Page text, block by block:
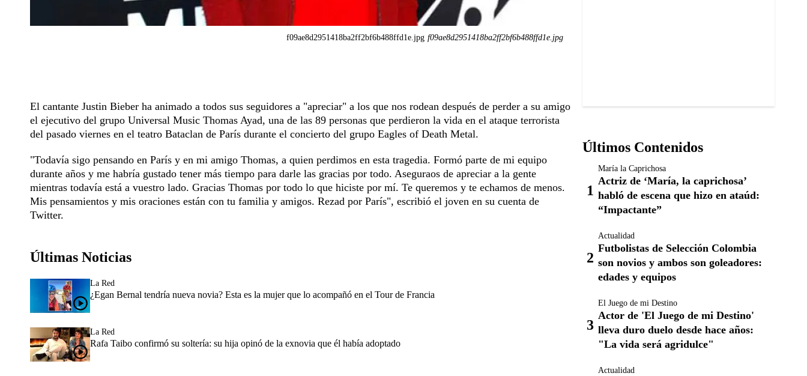
f09ae8d2951418ba2ff2bf6b488ffd1e.jpg f09ae8d2951418ba2ff2bf6b488ffd1e.jpg
El cantante Justin Bieber ha animado a todos sus seguidores a "apreciar" a los que nos rodean después de perder a su amigo
el ejecutivo del grupo Universal Music Thomas Ayad, una de las 89 personas que perdieron la vida en el ataque terrorista
del pasado viernes en el teatro Bataclan de París durante el concierto del grupo Eagles of Death Metal.
"Todavía sigo pensando en París y en mi amigo Thomas, a quien perdimos en esta tragedia. Formó parte de mi equipo
durante años y me habría gustado tener más tiempo para darle las gracias por todo. Aseguraos de apreciar a la gente
mientras todavía está a vuestro lado. Gracias Thomas por todo lo que hiciste por mí. Te queremos y te echamos de menos.
Mis pensamientos y mis oraciones están con tu familia y amigos. Rezad por París", escribió el joven en su cuenta de
Twitter.
Últimas Noticias
La Red
¿Egan Bernal tendría nueva novia? Esta es la mujer que lo acompañó en el Tour de Francia
La Red
Rafa Taibo confirmó su soltería: su hija opinó de la exnovia que él había adoptado
Últimos Contenidos
María la Caprichosa
Actriz de ‘María, la caprichosa’
habló de escena que hizo en ataúd:
“Impactante”
Actualidad
Futbolistas de Selección Colombia
son novios y ambos son goleadores:
edades y equipos
El Juego de mi Destino
Actor de 'El Juego de mi Destino'
lleva duro duelo desde hace años:
"La vida será agridulce"
Actualidad